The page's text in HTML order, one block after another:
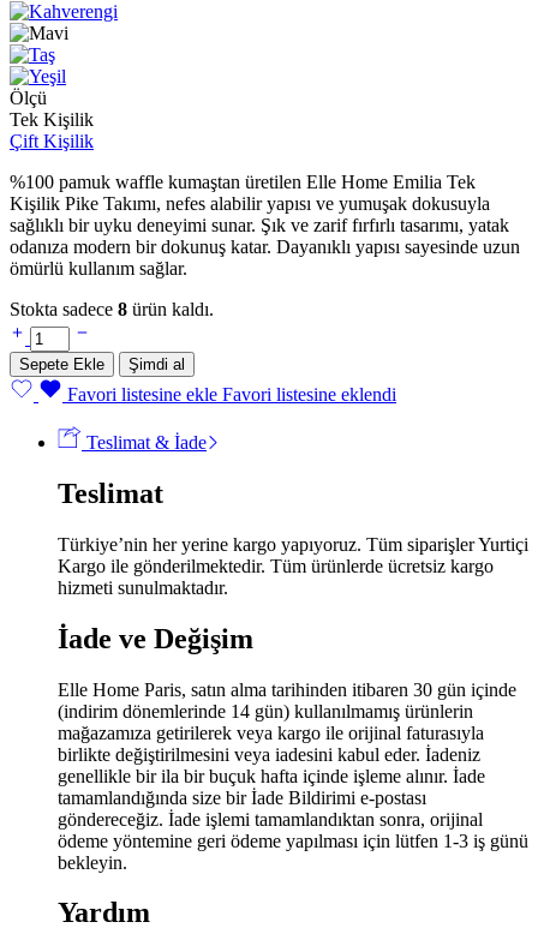
Ölçü
Tek Kişilik
Çift Kişilik
%100 pamuk waffle kumaştan üretilen Elle Home Emilia Tek
Kişilik Pike Takımı, nefes alabilir yapısı ve yumuşak dokusuyla
sağlıklı bir uyku deneyimi sunar. Şık ve zarif fırfırlı tasarımı, yatak
odanıza modern bir dokunuş katar. Dayanıklı yapısı sayesinde uzun
ömürlü kullanım sağlar.
Stokta sadece 8 ürün kaldı.
Elle
Home
Emilia
Tek
Pike
Sepete Ekle Şimdi al
Favori listesine ekle Favori listesine eklendi
Teslimat & İade
Teslimat
Türkiye’nin her yerine kargo yapıyoruz. Tüm siparişler Yurtiçi
Kargo ile gönderilmektedir. Tüm ürünlerde ücretsiz kargo
hizmeti sunulmaktadır.
İade ve Değişim
Elle Home Paris, satın alma tarihinden itibaren 30 gün içinde
(indirim dönemlerinde 14 gün) kullanılmamış ürünlerin
mağazamıza getirilerek veya kargo ile orijinal faturasıyla
birlikte değiştirilmesini veya iadesini kabul eder. İadeniz
genellikle bir ila bir buçuk hafta içinde işleme alınır. İade
tamamlandığında size bir İade Bildirimi e-postası
göndereceğiz. İade işlemi tamamlandıktan sonra, orijinal
ödeme yöntemine geri ödeme yapılması için lütfen 1-3 iş günü
bekleyin.
Yardım